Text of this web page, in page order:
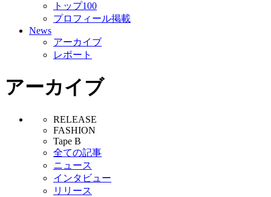
トップ100
プロフィール掲載
News
アーカイブ
レポート
アーカイブ
RELEASE
FASHION
Tape B
全ての記事
ニュース
インタビュー
リリース